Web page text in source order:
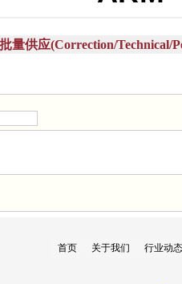
量供应(Correction/Technical/
首页 关于我们 行业动态